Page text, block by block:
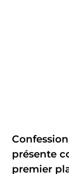
présente
premier